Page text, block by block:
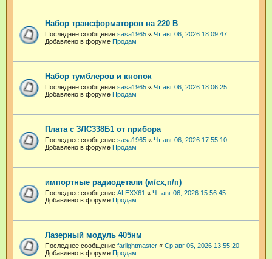
Набор трансформаторов на 220 В
Последнее сообщение sasa1965 « Чт авг 06, 2026 18:09:47
Добавлено в форуме Продам
Набор тумблеров и кнопок
Последнее сообщение sasa1965 « Чт авг 06, 2026 18:06:25
Добавлено в форуме Продам
Плата с 3ЛС338Б1 от прибора
Последнее сообщение sasa1965 « Чт авг 06, 2026 17:55:10
Добавлено в форуме Продам
импортные радиодетали (м/сх,п/п)
Последнее сообщение ALEXX61 « Чт авг 06, 2026 15:56:45
Добавлено в форуме Продам
Лазерный модуль 405нм
Последнее сообщение farlightmaster « Ср авг 05, 2026 13:55:20
Добавлено в форуме Продам